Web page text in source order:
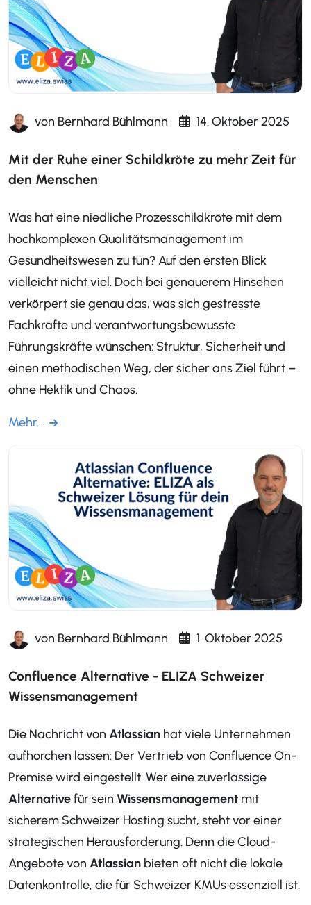
von Bernhard Bühlmann 14. Oktober 2025
Mit der Ruhe einer Schildkröte zu mehr Zeit für
den Menschen
Was hat eine niedliche Prozesschildkröte mit dem
hochkomplexen Qualitätsmanagement im
Gesundheitswesen zu tun? Auf den ersten Blick
vielleicht nicht viel. Doch bei genauerem Hinsehen
verkörpert sie genau das, was sich gestresste
Fachkräfte und verantwortungsbewusste
Führungskräfte wünschen: Struktur, Sicherheit und
einen methodischen Weg, der sicher ans Ziel führt –
ohne Hektik und Chaos.
Mehr...
von Bernhard Bühlmann 1. Oktober 2025
Confluence Alternative - ELIZA Schweizer
Wissensmanagement
Die Nachricht vonAtlassian hat viele Unternehmen
aufhorchen lassen: Der Vertrieb von Confluence On-
Premise wird eingestellt. Wer eine zuverlässige
Alternativefür seinWissensmanagement mit
sicherem Schweizer Hosting sucht, steht vor einer
strategischen Herausforderung. Denn die Cloud-
Angebote vonAtlassian bieten oft nicht die lokale
Datenkontrolle, die für Schweizer KMUs essenziell ist.